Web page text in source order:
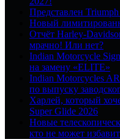
Представлен
Новый
Отчёт Harley-
мрачно! Или нет?
Indian Motorcycle
на замену «ELITE»
Indian Motorcycles
по выпуску
Харлей, который
Super Glide 2026
Новые
кто не может